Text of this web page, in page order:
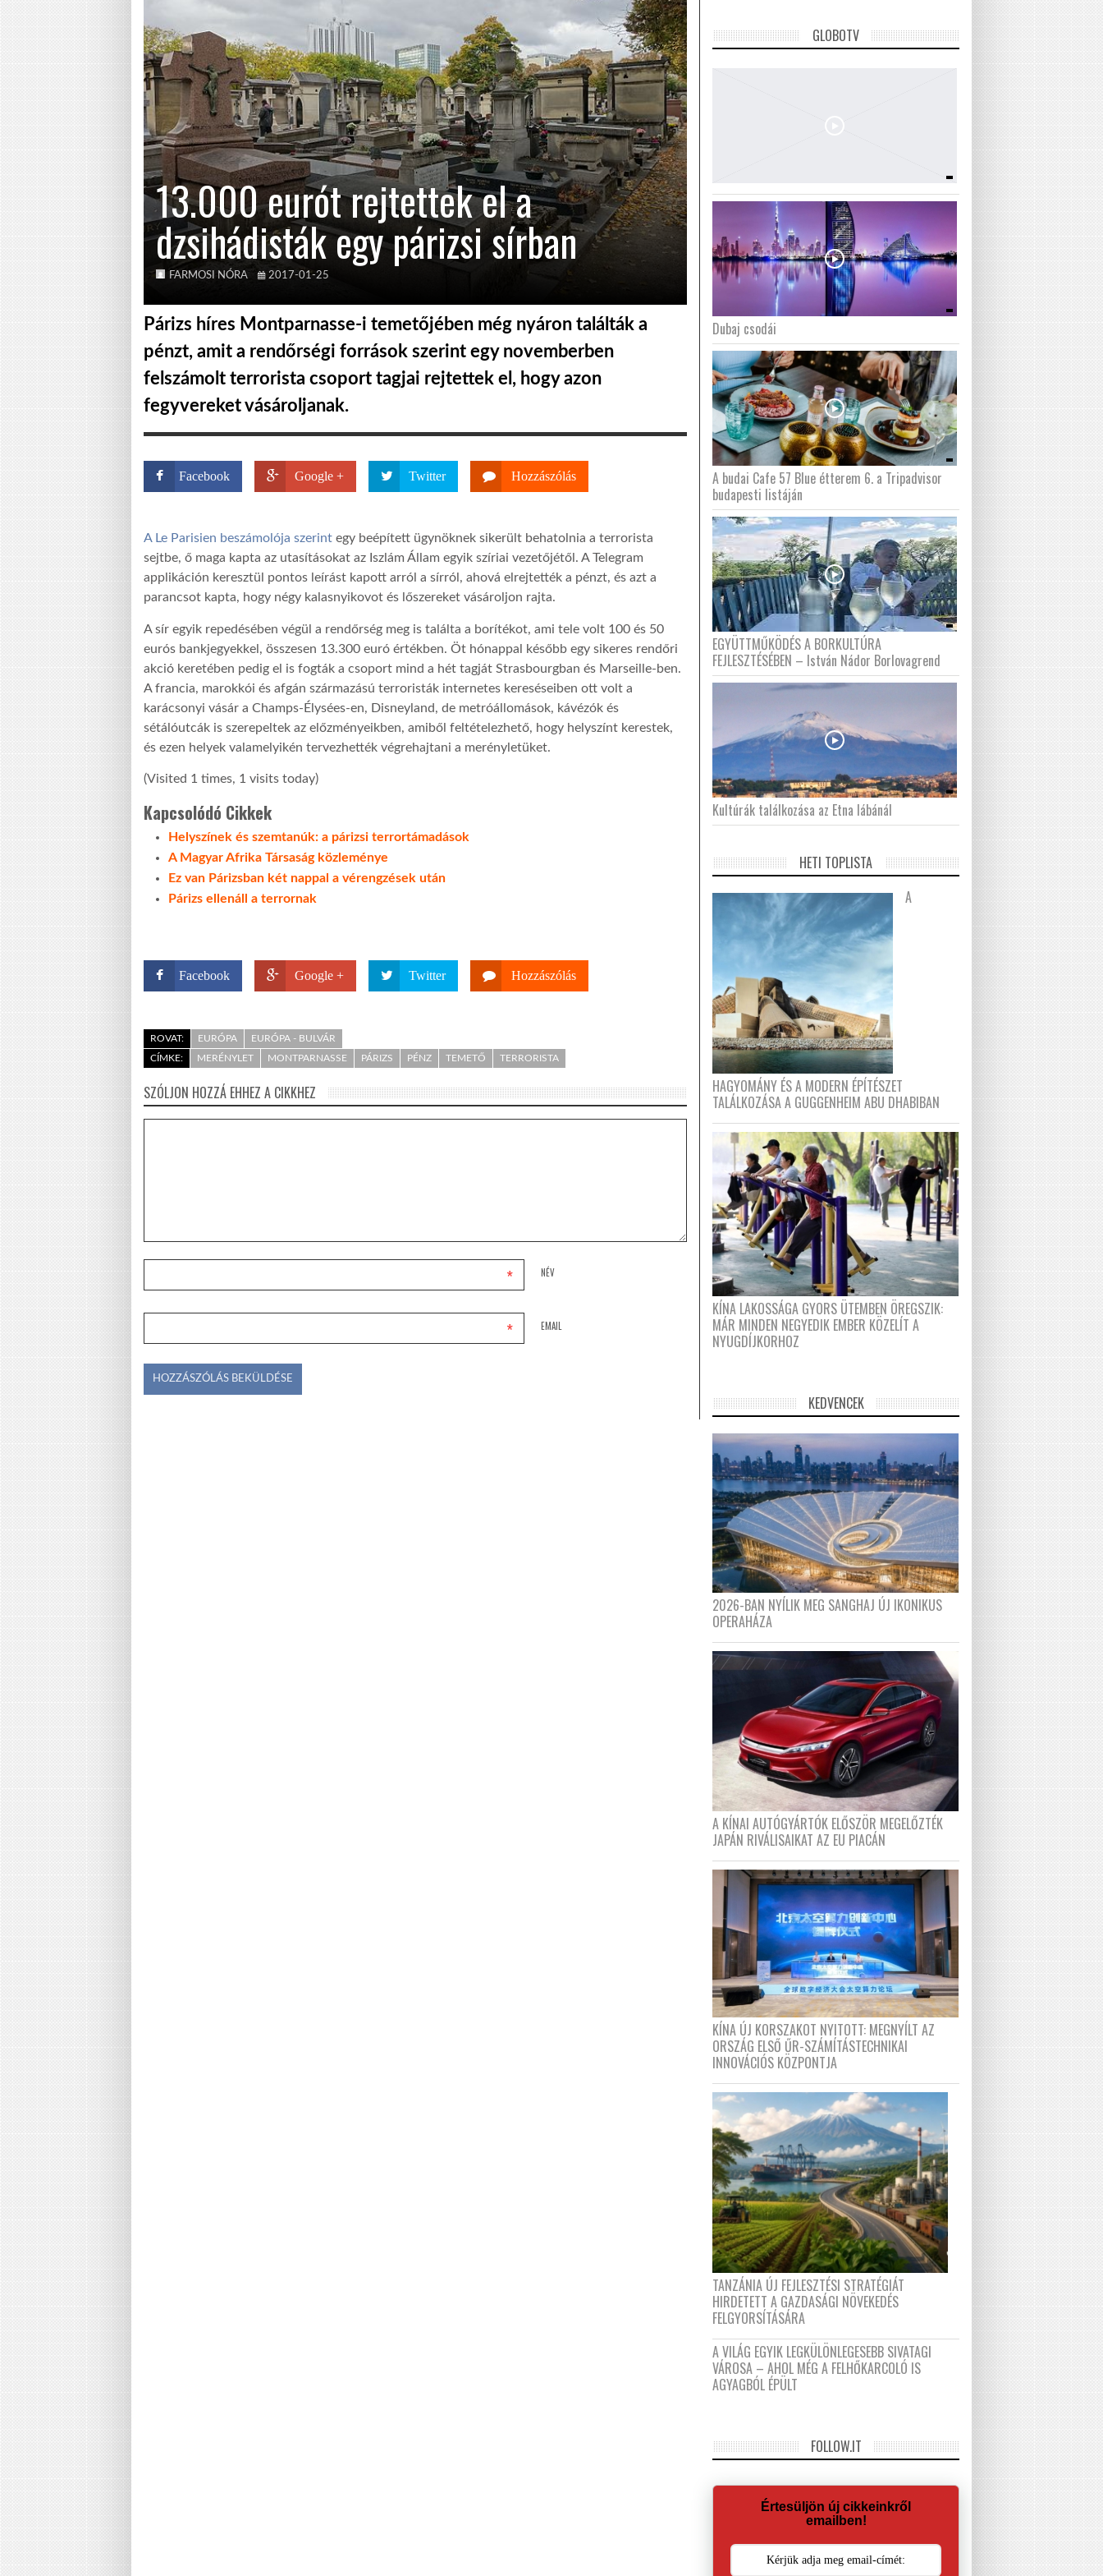
13.000 eurót rejtettek el a
dzsihádisták egy párizsi sírban
FARMOSI NÓRA 2017-01-25
Párizs híres Montparnasse-i temetőjében még nyáron találták a
pénzt, amit a rendőrségi források szerint egy novemberben
felszámolt terrorista csoport tagjai rejtettek el, hogy azon
fegyvereket vásároljanak.
Facebook Google + Twitter Hozzászólás
A Le Parisien beszámolója szerint egy beépített ügynöknek sikerült behatolnia a terrorista
sejtbe, ő maga kapta az utasításokat az Iszlám Állam egyik szíriai vezetőjétől. A Telegram
applikáción keresztül pontos leírást kapott arról a sírról, ahová elrejtették a pénzt, és azt a
parancsot kapta, hogy négy kalasnyikovot és lőszereket vásároljon rajta.
A sír egyik repedésében végül a rendőrség meg is találta a borítékot, ami tele volt 100 és 50
eurós bankjegyekkel, összesen 13.300 euró értékben. Öt hónappal később egy sikeres rendőri
akció keretében pedig el is fogták a csoport mind a hét tagját Strasbourgban és Marseille-ben.
A francia, marokkói és afgán származású terroristák internetes kereséseiben ott volt a
karácsonyi vásár a Champs-Élysées-en, Disneyland, de metróállomások, kávézók és
sétálóutcák is szerepeltek az előzményeikben, amiből feltételezhető, hogy helyszínt kerestek,
és ezen helyek valamelyikén tervezhették végrehajtani a merényletüket.
(Visited 1 times, 1 visits today)
Kapcsolódó Cikkek
Helyszínek és szemtanúk: a párizsi terrortámadások
A Magyar Afrika Társaság közleménye
Ez van Párizsban két nappal a vérengzések után
Párizs ellenáll a terrornak
Facebook Google + Twitter Hozzászólás
ROVAT: EURÓPA
EURÓPA - BULVÁR
CÍMKE:
MERÉNYLET MONTPARNASSE PÁRIZS PÉNZ TEMETŐ TERRORISTA
SZÓLJON HOZZÁ EHHEZ A CIKKHEZ
NÉV
*
EMAIL
*
GLOBOTV
Dubaj csodái
A budai Cafe 57 Blue étterem 6. a Tripadvisor
budapesti listáján
EGYÜTTMŰKÖDÉS A BORKULTÚRA
FEJLESZTÉSÉBEN – István Nádor Borlovagrend
Kultúrák találkozása az Etna lábánál
HETI TOPLISTA
A
HAGYOMÁNY ÉS A MODERN ÉPÍTÉSZET
TALÁLKOZÁSA A GUGGENHEIM ABU DHABIBAN
KÍNA LAKOSSÁGA GYORS ÜTEMBEN ÖREGSZIK:
MÁR MINDEN NEGYEDIK EMBER KÖZELÍT A
NYUGDÍJKORHOZ
KEDVENCEK
2026-BAN NYÍLIK MEG SANGHAJ ÚJ IKONIKUS
OPERAHÁZA
A KÍNAI AUTÓGYÁRTÓK ELŐSZÖR MEGELŐZTÉK
JAPÁN RIVÁLISAIKAT AZ EU PIACÁN
KÍNA ÚJ KORSZAKOT NYITOTT: MEGNYÍLT AZ
ORSZÁG ELSŐ ŰR-SZÁMÍTÁSTECHNIKAI
INNOVÁCIÓS KÖZPONTJA
TANZÁNIA ÚJ FEJLESZTÉSI STRATÉGIÁT
HIRDETETT A GAZDASÁGI NÖVEKEDÉS
FELGYORSÍTÁSÁRA
A VILÁG EGYIK LEGKÜLÖNLEGESEBB SIVATAGI
VÁROSA – AHOL MÉG A FELHŐKARCOLÓ IS
AGYAGBÓL ÉPÜLT
FOLLOW.IT
Értesüljön új cikkeinkről
emailben!